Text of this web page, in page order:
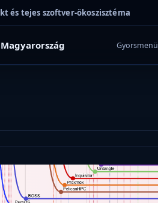
és tejes szoftver-ökoszisztéma
Gyorsmenü